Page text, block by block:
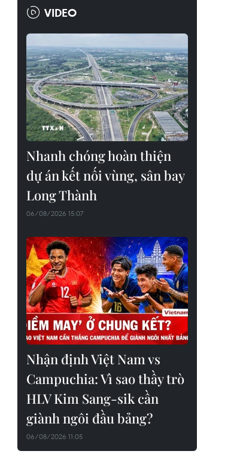
VIDEO
Nhanh chóng hoàn thiện
dự án kết nối vùng, sân bay
Long Thành
06/08/2026 15:07
Nhận định Việt Nam vs
Campuchia: Vì sao thầy trò
HLV Kim Sang-sik cần
giành ngôi đầu bảng?
06/08/2026 11:05